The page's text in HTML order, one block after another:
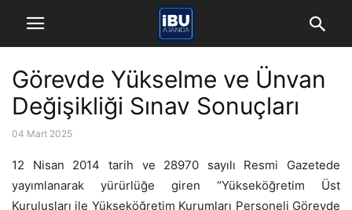
Görevde Yükselme ve Ünvan
Değişikliği Sınav Sonuçları
04 Mart 2025
12 Nisan 2014 tarih ve 28970 sayılı Resmi Gazetede
yayımlanarak yürürlüğe giren “Yükseköğretim Üst
Kuruluşları ile Yükseköğretim Kurumları Personeli Görevde